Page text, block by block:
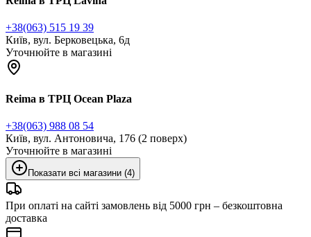
+38(063) 515 19 39
Київ, вул. Берковецька, 6д
Уточнюйте в магазині
Reima в ТРЦ Ocean Plaza
+38(063) 988 08 54
Київ, вул. Антоновича, 176 (2 поверх)
Уточнюйте в магазині
Показати всі магазини (4)
При оплаті на сайті замовлень від 5000 грн – безкоштовна
доставка